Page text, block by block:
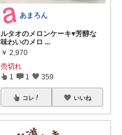
あまろん
ルタオのメロンケーキ♥️芳醇な
味わいのメロ ...
￥ 2,970
売切れ
1 1 359
コレ いいね